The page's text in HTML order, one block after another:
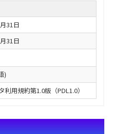
31日
31日
)
利用規約第1.0版（PDL1.0）